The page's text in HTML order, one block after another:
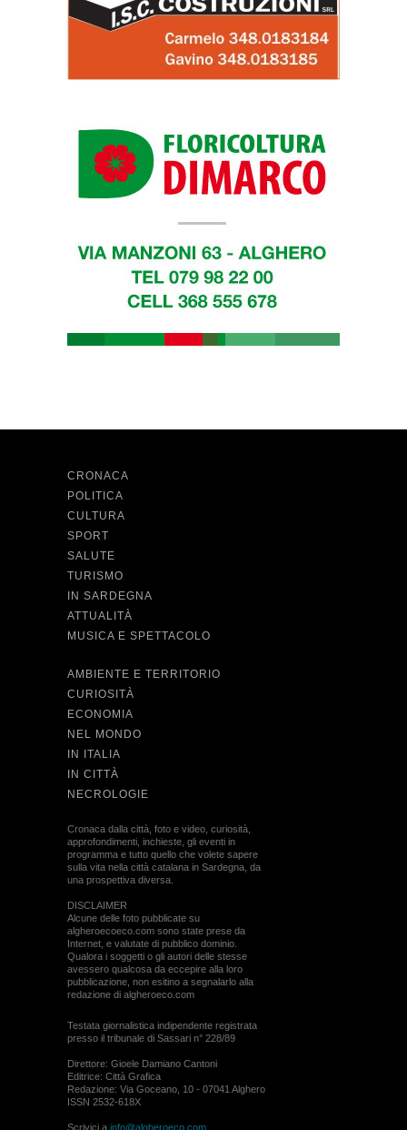
CRONACA
POLITICA
CULTURA
SPORT
SALUTE
TURISMO
IN SARDEGNA
ATTUALITÀ
MUSICA E SPETTACOLO
AMBIENTE E TERRITORIO
CURIOSITÀ
ECONOMIA
NEL MONDO
IN ITALIA
IN CITTÀ
NECROLOGIE
Cronaca dalla città, foto e video, curiosità,
approfondimenti, inchieste, gli eventi in
programma e tutto quello che volete sapere
sulla vita nella città catalana in Sardegna, da
una prospettiva diversa.
DISCLAIMER
Alcune delle foto pubblicate su
algheroecoeco.com sono state prese da
Internet, e valutate di pubblico dominio.
Qualora i soggetti o gli autori delle stesse
avessero qualcosa da eccepire alla loro
pubblicazione, non esitino a segnalarlo alla
redazione di algheroeco.com
Testata giornalistica indipendente registrata
presso il tribunale di Sassari n° 228/89
Direttore: Gioele Damiano Cantoni
Editrice: Città Grafica
Redazione: Via Goceano, 10 - 07041 Alghero
ISSN 2532-618X
Scrivici a info@algheroeco.com